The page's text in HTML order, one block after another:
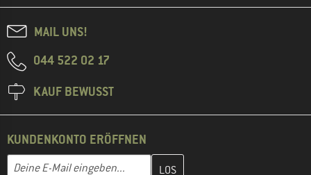
MAIL UNS!
044 522 02 17
KAUF BEWUSST
KUNDENKONTO ERÖFFNEN
E-Mail-Adresse
Gib hier deine E-Mail-Adresse ein und erstelle im nächsten